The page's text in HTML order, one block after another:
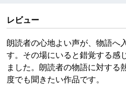
レビュー
朗読者の心地よい声が、物語へ
す。その場にいると錯覚する感
ました。朗読者の物語に対する
度でも聞きたい作品です。